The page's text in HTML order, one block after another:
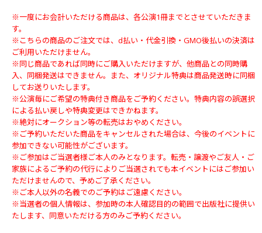
※一度にお会計いただける商品は、各公演1冊までとさせていただきま
す。
※こちらの商品のご注文では、d払い・代金引換・GMO後払いの決済は
ご利用いただけません。
※同じ商品であれば同時にご購入いただけますが、他商品との同時購
入、同梱発送はできません。また、オリジナル特典は商品発送時に同梱
してお送りいたします。
※公演毎にご希望の特典付き商品をご予約ください。特典内容の誤選択
による払い戻しや特典変更はできかねます。
※絶対にオークション等の転売はおやめください。
※ご予約いただいた商品をキャンセルされた場合は、今後のイベントに
参加できない可能性がございます。
※ご参加はご当選者様ご本人のみとなります。転売・譲渡やご友人・ご
家族によるご予約の代行によりご当選されても本イベントにはご参加い
ただけませんので、予めご了承ください。
※ご本人以外の名義でのご予約はご遠慮ください。
※当選者の個人情報は、参加時の本人確認目的の範囲で出版社に提供い
たします、同意いただける方のみご予約ください。